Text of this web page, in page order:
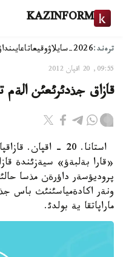
KAZINFORM
ترەند:2026-سايلاۋ وقيعا
09:55, 20 اقپان 2012
قازاق جذدئرئعئن الةم
استانا. 20 -
«قارا بةلبةؤ» سيةزئندة
پروديؤسةر داؤرةن مذسا
ونةر اكادةمياسئنئث باس
ماراپاتقا ية بولدئ.